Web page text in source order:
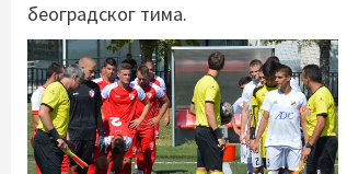
београдског тима.